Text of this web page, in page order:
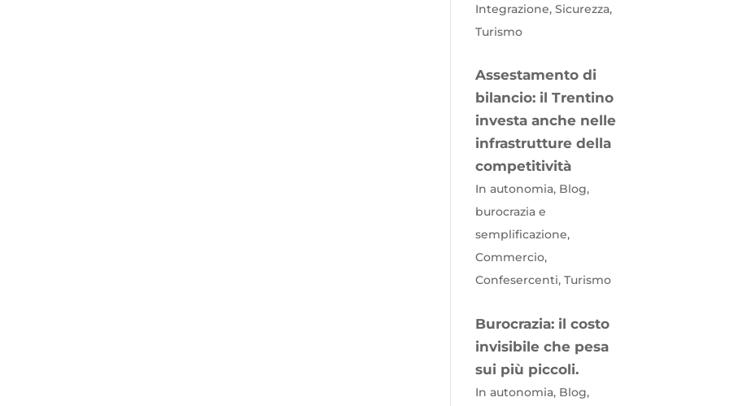
Integrazione, Sicurezza,
Turismo
Assestamento di
bilancio: il Trentino
investa anche nelle
infrastrutture della
competitività
In autonomia, Blog,
burocrazia e
semplificazione,
Commercio,
Confesercenti, Turismo
Burocrazia: il costo
invisibile che pesa
sui più piccoli.
In autonomia, Blog,